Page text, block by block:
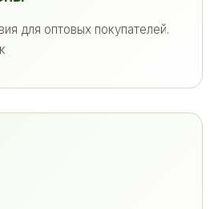
для оптовых покупателей.